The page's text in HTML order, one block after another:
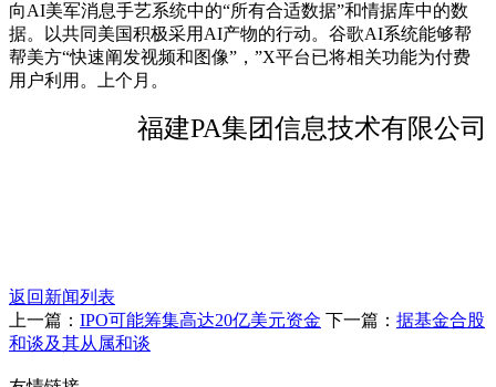
向AI美军消息手艺系统中的“所有合适数据”和情据库中的数
据。以共同美国积极采用AI产物的行动。谷歌AI系统能够帮
帮美方“快速阐发视频和图像”，”X平台已将相关功能为付费
用户利用。上个月。
福建PA集团信息技术有限公司
返回新闻列表
上一篇： IPO可能筹集高达20亿美元资金 下一篇： 据基金合股
和谈及其从属和谈